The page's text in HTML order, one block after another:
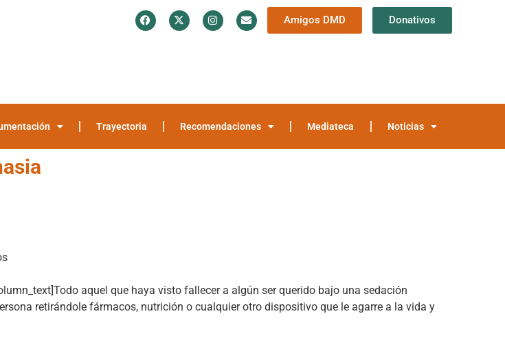
Amigos DMD Donativos
Trayectoria Recomendaciones Mediateca Noticias
aquel que haya visto fallecer a algún ser querido bajo una sedación
retirándole fármacos, nutrición o cualquier otro dispositivo que le agarre a la vida y